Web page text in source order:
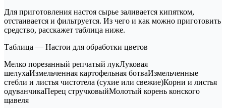
Для приготовления настоя сырье заливается кипятком,
отстаивается и фильтруется. Из чего и как можно приготовить
средство, расскажет таблица ниже.
Таблица — Настои для обработки цветов
Мелко порезанный репчатый лукЛуковая
шелухаИзмельченная картофельная ботваИзмельченные
стебли и листья чистотела (сухие или свежие)Корни и листья
одуванчикаПерец стручковыйМолотый корень конского
щавеля